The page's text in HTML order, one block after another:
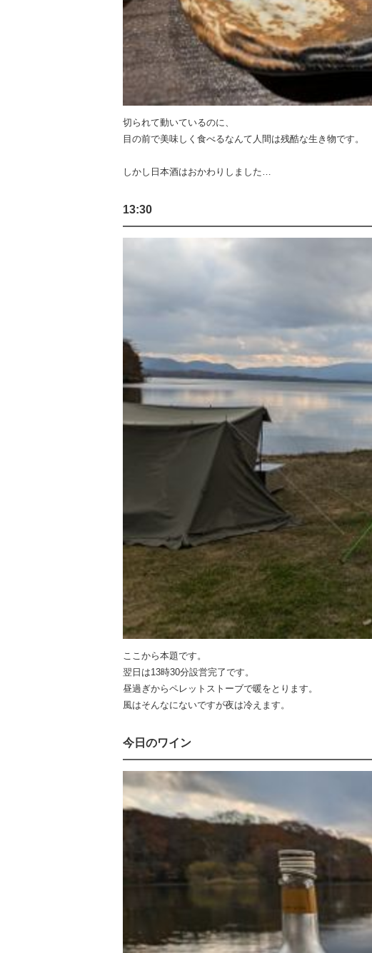
切られて動いているのに、
目の前で美味しく食べるなんて人間は残酷な生き物です。
しかし日本酒はおかわりしました…
13:30
ここから本題です。
翌日は13時30分設営完了です。
昼過ぎからペレットストーブで暖をとります。
風はそんなにないですが夜は冷えます。
今日のワイン